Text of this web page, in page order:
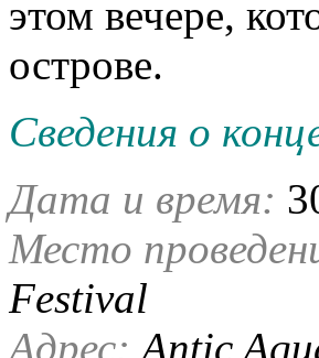
этом вечере,
острове.
Сведения о
Дата и время:
Место
Festival
Адрес: Antic